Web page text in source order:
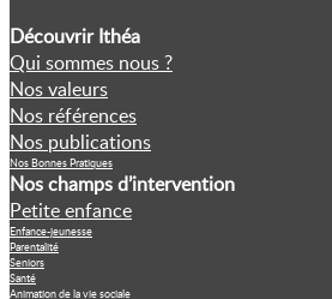
Découvrir Ithéa
Qui sommes nous ?
Nos valeurs
Nos références
Nos publications
Nos Bonnes Pratiques
Nos champs d’intervention
Petite enfance
Enfance-jeunesse
Parentalité
Seniors
Santé
Animation de la vie sociale